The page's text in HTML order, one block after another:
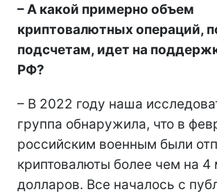
– А какой примерно объем
криптовалютных операций,
подсчетам, идет на
РФ?
– В 2022 году наша
группа обнаружила, что в
российским военным были
криптовалюты более чем на 4
долларов. Все началось с